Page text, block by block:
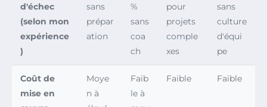
d'échec
(selon mon
expérience
)
sans
prépar
ation
%
sans
coa
ch
pour
projets
comple
xes
sans
culture
d'équi
pe
Coût de
mise en
Moye
n à
Faib
le à
Faible Faible